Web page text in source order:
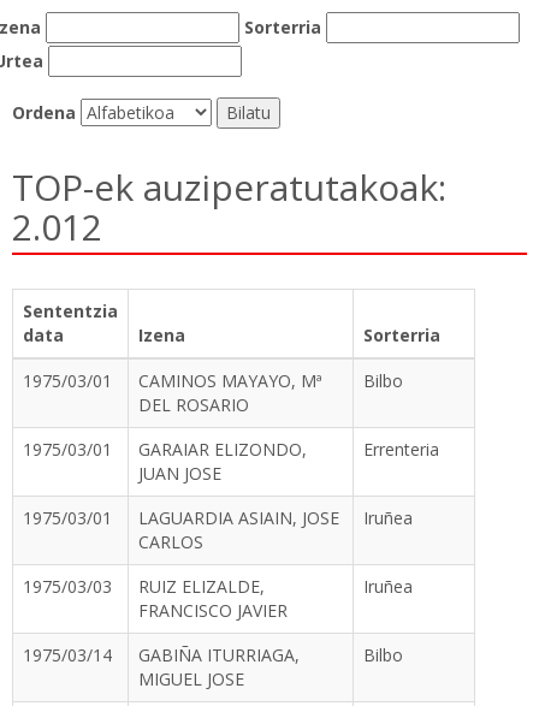
Sorterria
Ordena
TOP-ek auziperatutakoak:
2.012
Sententzia
data
Izena
Sorterria
1975/03/01
CAMINOS MAYAYO, Mª
DEL ROSARIO
Bilbo
1975/03/01
GARAIAR ELIZONDO,
JUAN JOSE
Errenteria
1975/03/01
LAGUARDIA ASIAIN, JOSE
CARLOS
Iruñea
1975/03/03
RUIZ ELIZALDE,
FRANCISCO JAVIER
Iruñea
1975/03/14
GABIÑA ITURRIAGA,
MIGUEL JOSE
Bilbo